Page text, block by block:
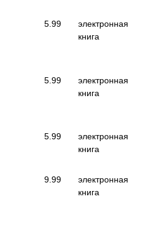
5.99
электронная
книга
5.99
электронная
книга
5.99
электронная
книга
9.99
электронная
книга